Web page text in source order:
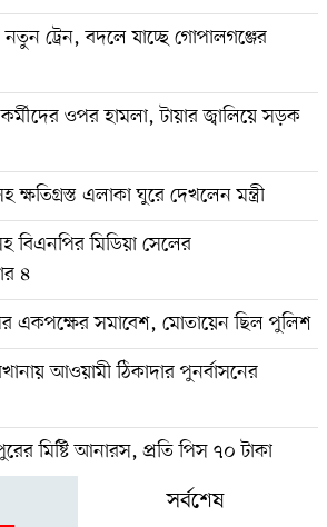
ট্রেন, বদলে যাচ্ছে গোপালগঞ্জের
ওপর হামলা, টায়ার জ্বালিয়ে সড়ক
এলাকা ঘুরে দেখলেন মন্ত্রী
বিএনপির মিডিয়া সেলের
৪
পর একপক্ষের সমাবেশ, মোতায়েন ছিল পুলিশ
আওয়ামী ঠিকাদার পুনর্বাসনের
মিষ্টি আনারস, প্রতি পিস ৭০ টাকা
সর্বশেষ